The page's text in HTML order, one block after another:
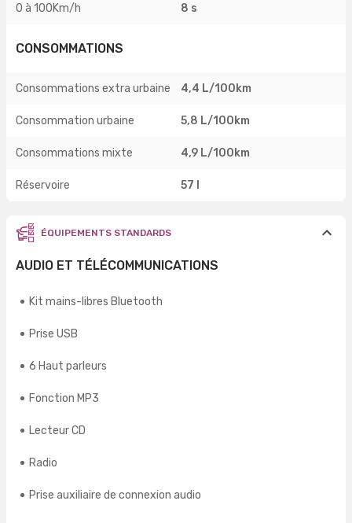
0 à 100Km/h 8 s
CONSOMMATIONS
Consommations extra urbaine 4,4 L/100km
Consommation urbaine 5,8 L/100km
Consommations mixte 4,9 L/100km
Réservoire 57 l
ÉQUIPEMENTS STANDARDS
AUDIO ET TÉLÉCOMMUNICATIONS
Kit mains-libres Bluetooth
Prise USB
6 Haut parleurs
Fonction MP3
Lecteur CD
Radio
Prise auxiliaire de connexion audio